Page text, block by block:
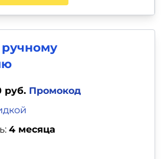
руб. Промокод
4 месяца